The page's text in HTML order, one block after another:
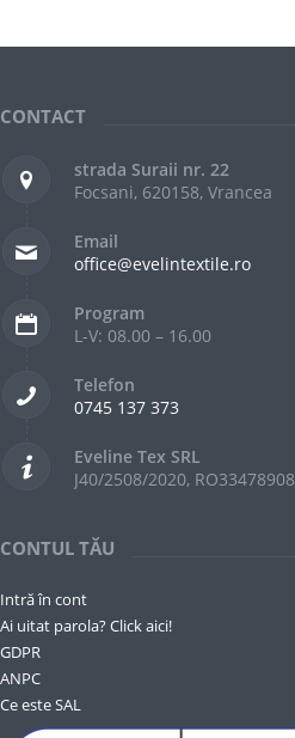
CONTACT
strada Suraii nr. 22
Focsani, 620158, Vrancea
Email
office@evelintextile.ro
Program
L-V: 08.00 – 16.00
Telefon
0745 137 373
Eveline Tex SRL
J40/2508/2020, RO33478908
CONTUL TĂU
Intră în cont
Ai uitat parola? Click aici!
GDPR
ANPC
Ce este SAL